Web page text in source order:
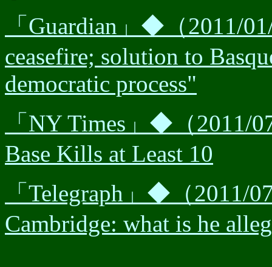
「Guardian」◆（2011/
ceasefire; solution to
democratic process"
「NY Times」◆（2011/
Base Kills at Least 10
「Telegraph」◆（2011/
Cambridge: what is he